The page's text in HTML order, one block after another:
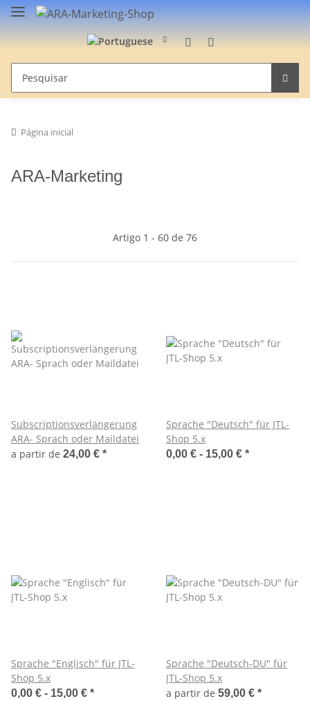
Página inicial
ARA-Marketing
Artigo 1 - 60 de 76
Subscriptionsverlängerung
ARA- Sprach oder Maildatei
a partir de 24,00 € *
Sprache "Deutsch" für JTL-
Shop 5.x
0,00 € - 15,00 € *
Sprache "Englisch" für JTL-
Shop 5.x
0,00 € - 15,00 € *
Sprache "Deutsch-DU" für
JTL-Shop 5.x
a partir de 59,00 € *